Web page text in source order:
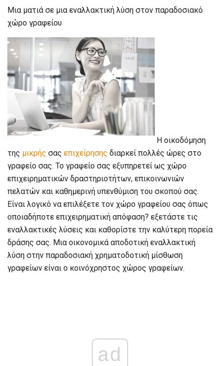
Μια ματιά σε μια εναλλακτική λύση στον παραδοσιακό
χώρο γραφείου
Η οικοδόμηση
της μικρής σας επιχείρησης διαρκεί πολλές ώρες στο
γραφείο σας. Το γραφείο σας εξυπηρετεί ως χώρο
επιχειρηματικών δραστηριοτήτων, επικοινωνιών
πελατών και καθημερινή υπενθύμιση του σκοπού σας.
Είναι λογικό να επιλέξετε τον χώρο γραφείου σας όπως
οποιαδήποτε επιχειρηματική απόφαση? εξετάστε τις
εναλλακτικές λύσεις και καθορίστε την καλύτερη πορεία
δράσης σας. Μια οικονομικά αποδοτική εναλλακτική
λύση στην παραδοσιακή χρηματοδοτική μίσθωση
γραφείων είναι ο κοινόχρηστος χώρος γραφείων.
ad